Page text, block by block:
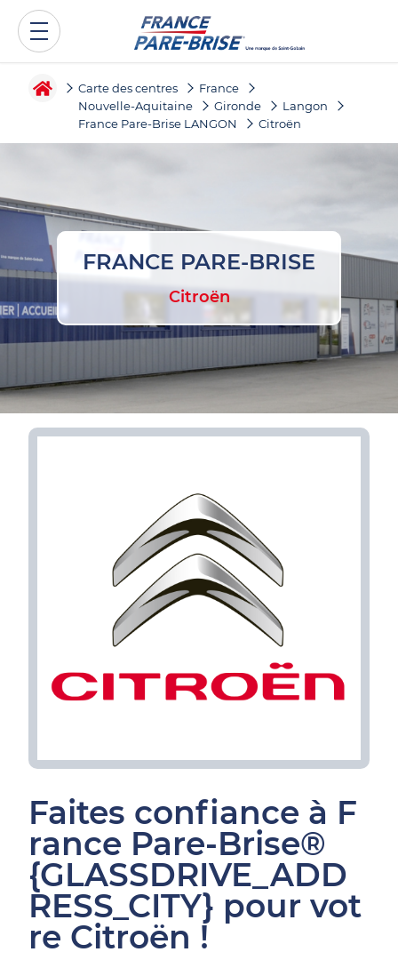
Carte des centres
France
Nouvelle-Aquitaine
Gironde
Langon
France Pare-Brise LANGON
Citroën
FRANCE PARE-BRISE
Citroën
Faites confiance à F
rance Pare-Brise®
{GLASSDRIVE_ADD
RESS_CITY} pour vot
re Citroën !